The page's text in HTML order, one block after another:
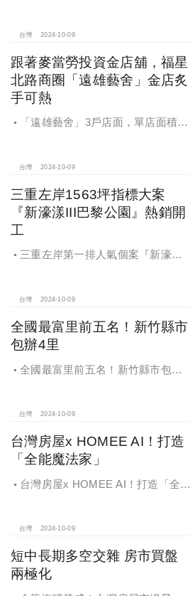
台灣 2024-10-09
跟著麥當勞投資金店舖，福星
北路商圈「遠雄藝舍」金店炙
手可熱
「遠雄藝舍」3戶店面，單店面積在
百萬的交易行情
台灣 2024-10-09
三重左岸1563坪指標大案
『新濠漾III巴黎公園』熱銷開
工
三重左岸第一排人氣個案『新濠漾III
台灣 2024-10-09
全國最富里前五名！新竹縣市
包辦4里
全國最富里前五名！新竹縣市包辦4
台灣 2024-10-09
台灣房屋x HOMEE AI！打造
「全能魔法家」
台灣房屋x HOMEE AI！打造「全能
台灣 2024-10-09
短中長期多空交雜 房市買盤
兩極化